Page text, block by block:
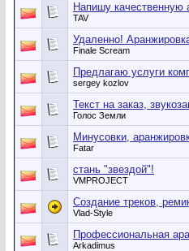
Напишу качественную
TAV
Удаленно!
Finale Scream
Предлагаю услуги
sergey kozlov
Текст на заказ,
Голос Земли
Минусовки,
Fatar
стань "звездой"!
VMPROJECT
Создание треков,
Vlad-Style
Профессиональная
Arkadimus